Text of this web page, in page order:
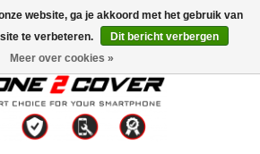
website, ga je akkoord met het gebruik van
te verbeteren.
Dit bericht verbergen
Meer over cookies »